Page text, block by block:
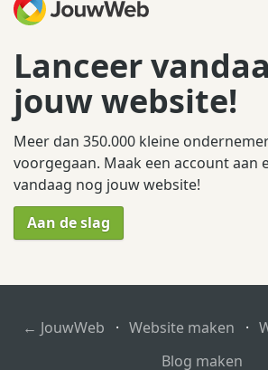
Lanceer
jouw website!
Meer dan 350.000 kleine
voorgegaan. Maak een account aan
vandaag nog jouw website!
Aan de slag
← JouwWeb · Website maken ·
Blog maken